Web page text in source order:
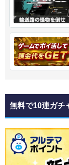
無料で10連ガチ